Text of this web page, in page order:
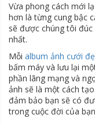
Vừa phong cách mới
hơn là từng cung bậc
sẽ được chúng tôi
nhất.
Mỗi album ảnh cưới
bấm máy và lưu lại
phần lãng mạng và
ảnh sẽ là một cách
đảm bảo bạn sẽ có
trong cuộc đời của